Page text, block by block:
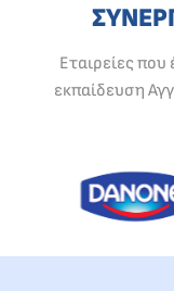
Εταιρείες που
εκπαίδευση